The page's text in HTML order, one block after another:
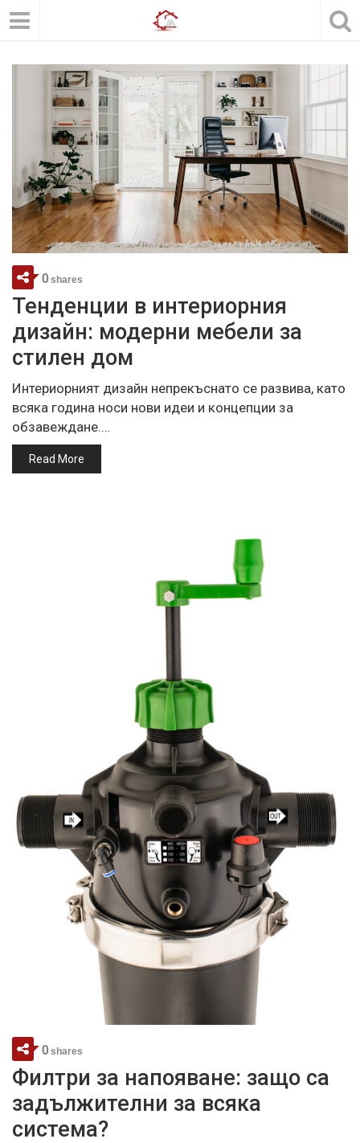
0shares
Тенденции в интериорния
дизайн: модерни мебели за
стилен дом
Интериорният дизайн непрекъснато се развива, като
всяка година носи нови идеи и концепции за
обзавеждане.…
Read More
0shares
Филтри за напояване: защо са
задължителни за всяка
система?